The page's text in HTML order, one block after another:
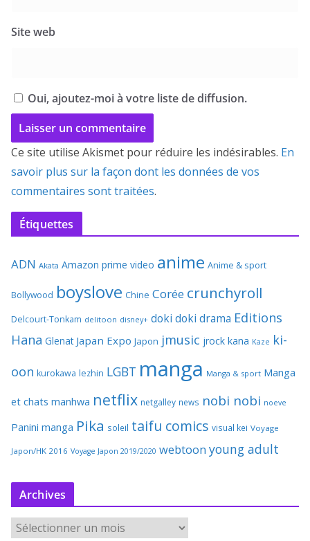
Site web
Oui, ajoutez-moi à votre liste de diffusion.
Ce site utilise Akismet pour réduire les indésirables. En
savoir plus sur la façon dont les données de vos
commentaires sont traitées.
Étiquettes
ADN Akata Amazon prime video anime Anime & sport
Bollywood boyslove Chine Corée crunchyroll
Delcourt-Tonkam delitoon disney+ doki doki drama Editions
Hana Glenat Japan Expo Japon jmusic jrock kana Kaze ki-
oon kurokawa lezhin LGBT manga Manga & sport Manga
et chats manhwa netflix netgalley news nobi nobi noeve
Panini manga Pika soleil taifu comics visual kei Voyage
Japon/HK 2016 Voyage Japon 2019/2020 webtoon young adult
Archives